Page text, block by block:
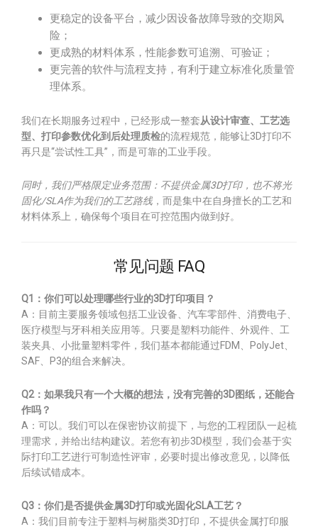
更稳定的设备平台，减少因设备故障导致的交期风
险；
更成熟的材料体系，性能参数可追溯、可验证；
更完善的软件与流程支持，有利于建立标准化质量管
理体系。
我们在长期服务过程中，已经形成一整套从设计审查、工艺选
型、打印参数优化到后处理质检的流程规范，能够让3D打印不
再只是“尝试性工具”，而是可靠的工业手段。
同时，我们严格限定业务范围：不提供金属3D打印，也不将光
固化/SLA作为我们的工艺路线 ，而是集中在自身擅长的工艺和
材料体系上，确保每个项目在可控范围内做到好。
常见问题 FAQ
Q1：你们可以处理哪些行业的3D打印项目？
A：目前主要服务领域包括工业设备、汽车零部件、消费电子、
医疗模型与牙科相关应用等。只要是塑料功能件、外观件、工
装夹具、小批量塑料零件，我们基本都能通过FDM、PolyJet、
SAF、P3的组合来解决。
Q2：如果我只有一个大概的想法，没有完善的3D图纸，还能合
作吗？
A：可以。我们可以在保密协议前提下，与您的工程团队一起梳
理需求，并给出结构建议。若您有初步3D模型，我们会基于实
际打印工艺进行可制造性评审，必要时提出修改意见，以降低
后续试错成本。
Q3：你们是否提供金属3D打印或光固化SLA工艺？
A：我们目前专注于塑料与树脂类3D打印，不提供金属打印服